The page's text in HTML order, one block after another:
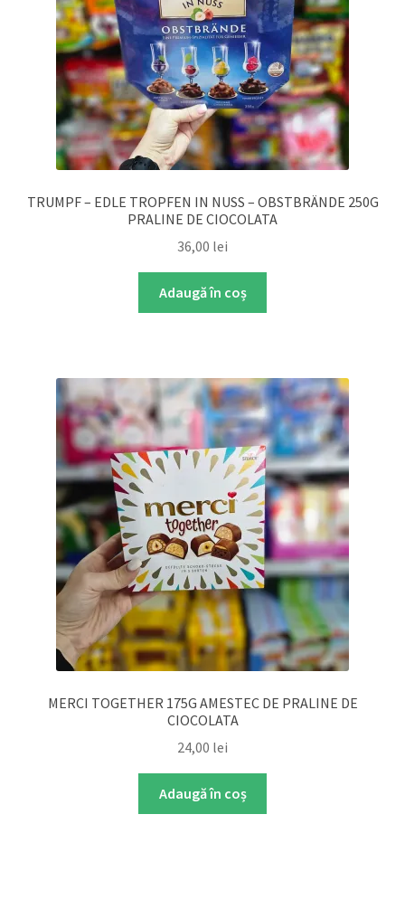
TRUMPF – EDLE TROPFEN IN NUSS – OBSTBRÄNDE 250G
PRALINE DE CIOCOLATA
36,00 lei
Adaugă în coș
MERCI TOGETHER 175G AMESTEC DE PRALINE DE
CIOCOLATA
24,00 lei
Adaugă în coș